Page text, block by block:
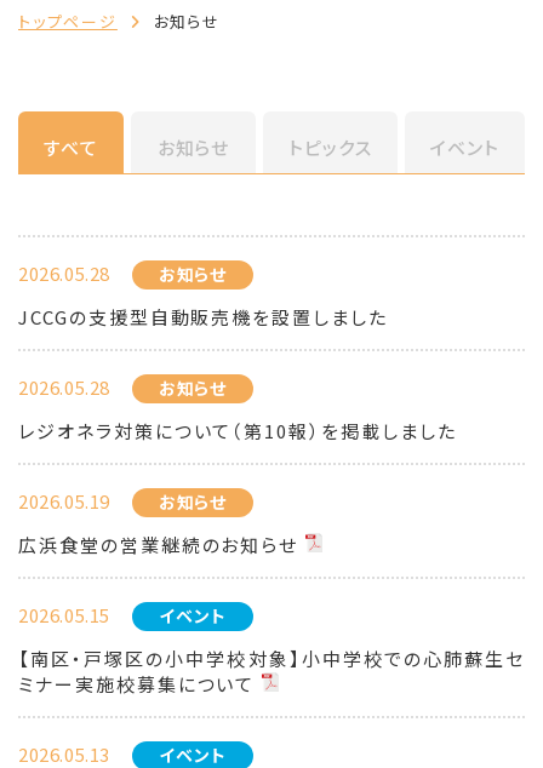
トップページ お知らせ
すべて お知らせ トピックス イベント
2026.05.28 お知らせ
JCCGの支援型自動販売機を設置しました
2026.05.28 お知らせ
レジオネラ対策について（第10報）を掲載しました
2026.05.19 お知らせ
広浜食堂の営業継続のお知らせ
2026.05.15 イベント
【南区・戸塚区の小中学校対象】小中学校での心肺蘇生セ
ミナー実施校募集について
2026.05.13 イベント